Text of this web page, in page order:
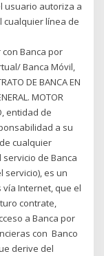
usuario autoriza a
cualquier línea de
Banca por
Banca Móvil,
DE BANCA EN
MOTOR
entidad de
a su
cualquier
de Banca
servicio), es un
Internet, que el
contrate,
a Banca por
con Banco
derive del